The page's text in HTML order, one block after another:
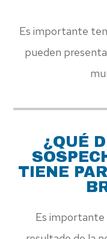
Es importante
pueden
¿QUÉ
TIENE
Es importante